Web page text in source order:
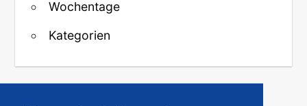
Wochentage
Kategorien
↑ Zurück zum Anfang